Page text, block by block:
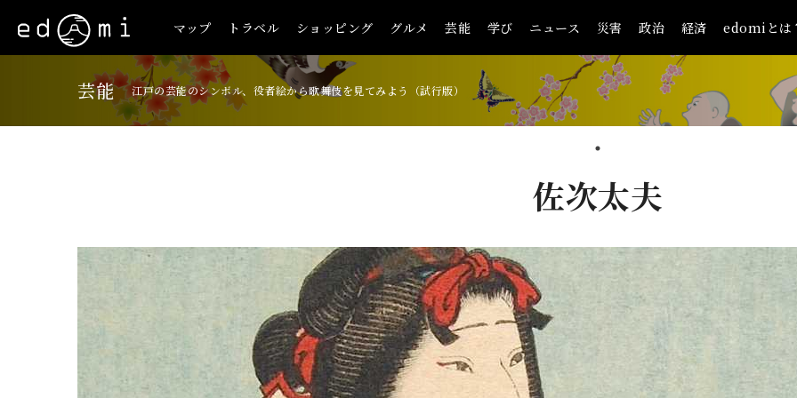
マップ トラベル ショッピング グルメ 芸能 学び ニュース 災害 政治 経済 edomiとは
芸能 江戸の芸能のシンボル、役者絵から歌舞伎を見てみよう（試行版）
佐次太夫